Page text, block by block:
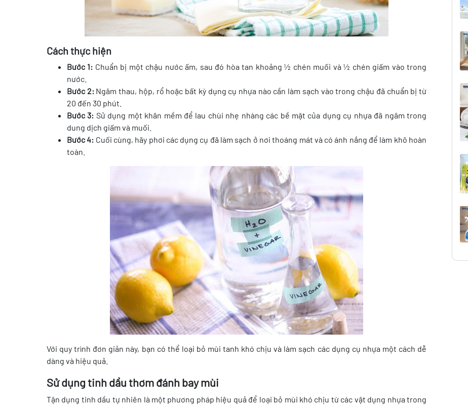
Cách thực hiện
Bước 1: Chuẩn bị một chậu nước ấm, sau đó hòa tan khoảng ½ chén muối và ½ chén giấm vào trong
nước.
Bước 2:Ngâm thau, hộp, rổ hoặc bất kỳ dụng cụ nhựa nào cần làm sạch vào trong chậu đã chuẩn bị từ
20 đến 30 phút.
Bước 3: Sử dụng một khăn mềm để lau chùi nhẹ nhàng các bề mặt của dụng cụ nhựa đã ngâm trong
dung dịch giấm và muối.
Bước 4: Cuối cùng, hãy phơi các dụng cụ đã làm sạch ở nơi thoáng mát và có ánh nắng để làm khô hoàn
toàn.
Với quy trình đơn giản này, bạn có thể loại bỏ mùi tanh khó chịu và làm sạch các dụng cụ nhựa một cách dễ
dàng và hiệu quả.
Sử dụng tinh dầu thơm đánh bay mùi
Tận dụng tinh dầu tự nhiên là một phương pháp hiệu quả để loại bỏ mùi khó chịu từ các vật dụng nhựa trong